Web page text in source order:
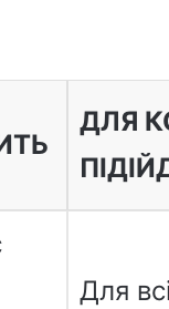
ДЛЯ
Для